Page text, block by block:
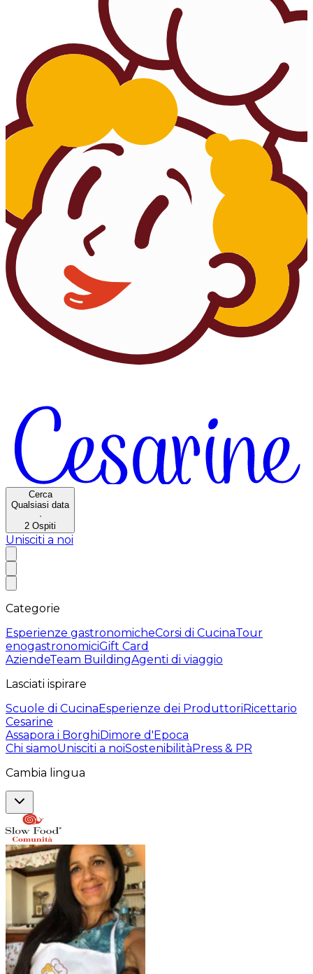
Cerca
Qualsiasi data
·
2 Ospiti
Unisciti a noi
Categorie
Esperienze gastronomicheCorsi di CucinaTour
enogastronomiciGift Card
AziendeTeam BuildingAgenti di viaggio
Lasciati ispirare
Scuole di CucinaEsperienze dei ProduttoriRicettario
Cesarine
Assapora i BorghiDimore d'Epoca
Chi siamoUnisciti a noiSostenibilitàPress & PR
Cambia lingua